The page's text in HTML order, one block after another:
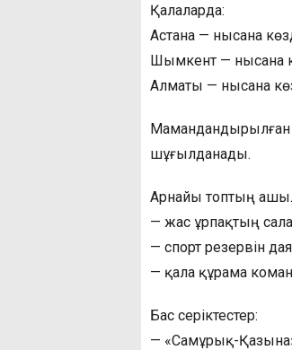
Қалаларда:
Астана — нысана
Шымкент — нысана
Алматы — нысана
Мамандандырылған
шұғылданады.
Арнайы топтың
— жас ұрпақтың
— спорт резервін
— қала құрама
Бас серіктестер:
— «Самұрық-